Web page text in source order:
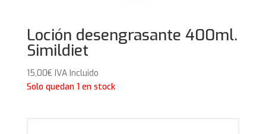
Loción desengrasante 400ml.
Simildiet
15,00€ IVA Incluido
Solo quedan 1 en stock